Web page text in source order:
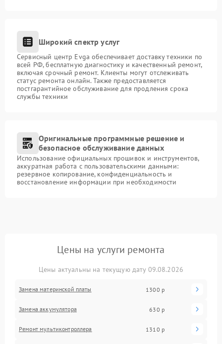
Широкий спектр услуг
Сервисный центр Evga обеспечивает доставку техники по
всей РФ, бесплатную диагностику и качественный ремонт,
включая срочный ремонт. Клиенты могут отслеживать
статус ремонта онлайн. Также предоставляется
постгарантийное обслуживание для продления срока
службы техники
Оригинальные программные решение и
безопасное обслуживание данных
Использование официальных прошивок и инструментов,
аккуратная работа с пользовательскими данными:
резервное копирование, конфиденциальность и
восстановление информации при необходимости
Цены на услуги ремонта
Цены актуальны на текущую дату 09.08.2026
Замена материнской платы 1300 р
Замена аккумулятора 630 р
Ремонт мультиконтроллера 1310 р